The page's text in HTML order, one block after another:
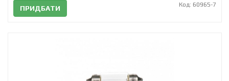
ПРИДБАТИ Код: 60965-7